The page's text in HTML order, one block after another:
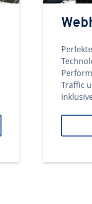
Traffic